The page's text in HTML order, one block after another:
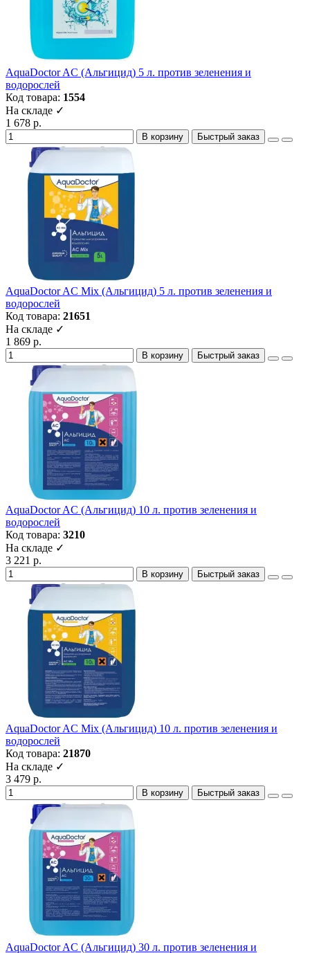
AquaDoctor AC (Альгицид) 5 л. против зеленения и
водорослей
Код товара: 1554
На складе ✓
1 678 р.
В корзину Быстрый заказ
AquaDoctor AC Mix (Альгицид) 5 л. против зеленения и
водорослей
Код товара: 21651
На складе ✓
1 869 р.
В корзину Быстрый заказ
AquaDoctor AC (Альгицид) 10 л. против зеленения и
водорослей
Код товара: 3210
На складе ✓
3 221 р.
В корзину Быстрый заказ
AquaDoctor AC Mix (Альгицид) 10 л. против зеленения и
водорослей
Код товара: 21870
На складе ✓
3 479 р.
В корзину Быстрый заказ
AquaDoctor AC (Альгицид) 30 л. против зеленения и